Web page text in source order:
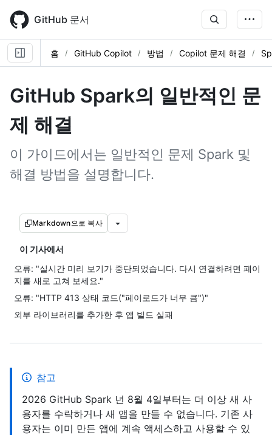
main
content
GitHub 문서
홈 GitHub Copilot 방법 Copilot 문제 해결
GitHub Spark의 일반적인 문
제 해결
이 가이드에서는 일반적인 문제 Spark 및
해결 방법을 설명합니다.
Markdown으로 복사
이 기사에서
오류: "실시간 미리 보기가 중단되었습니다. 다시 연결하려면 페이
지를 새로 고쳐 보세요."
오류: "HTTP 413 상태 코드("페이로드가 너무 큼")"
외부 라이브러리를 추가한 후 앱 빌드 실패
참고
2026 GitHub Spark 년 8월 4일부터는 더 이상 새 사
용자를 수락하거나 새 앱을 만들 수 없습니다. 기존 사
용자는 이미 만든 앱에 계속 액세스하고 사용할 수 있